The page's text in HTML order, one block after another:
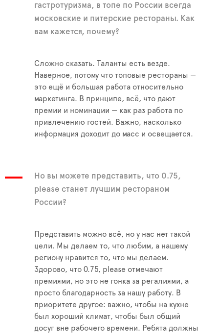
гастротуризма, в топе по России всегда
московские и питерские рестораны. Как
вам кажется, почему?
Сложно сказать. Таланты есть везде.
Наверное, потому что топовые рестораны —
это ещё и большая работа относительно
маркетинга. В принципе, всё, что дают
премии и номинации — как раз работа по
привлечению гостей. Важно, насколько
информация доходит до масс и освещается.
Но вы можете представить, что 0.75,
please станет лучшим рестораном
России?
Представить можно всё, но у нас нет такой
цели. Мы делаем то, что любим, а нашему
региону нравится то, что мы делаем.
Здорово, что 0.75, please отмечают
премиями, но это не гонка за регалиями, а
просто благодарность за нашу работу. В
приоритете другое: важно, чтобы на кухне
был хороший климат, чтобы был общий
досуг вне рабочего времени. Ребята должны